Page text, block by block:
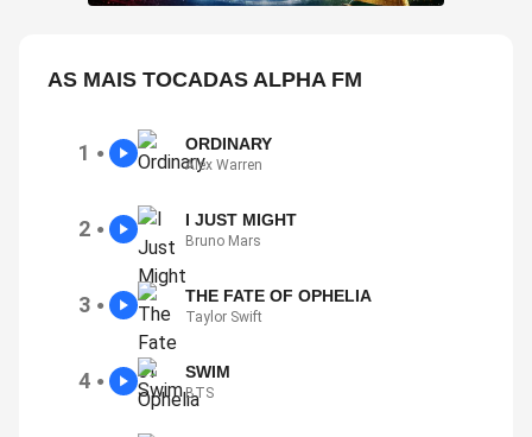
AS MAIS TOCADAS ALPHA FM
1 ● ORDINARY
Alex Warren
2 ● I JUST MIGHT
Bruno Mars
3 ● THE FATE OF OPHELIA
Taylor Swift
4 ● SWIM
BTS